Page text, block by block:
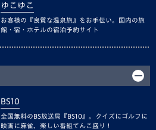
ゆこゆこ
お客様の『良質な温泉旅』をお手伝い。国内の旅
館・宿・ホテルの宿泊予約サイト
BS10
全国無料のBS放送局『BS10』。クイズにゴルフに
映画に麻雀、楽しい番組てんこ盛り！